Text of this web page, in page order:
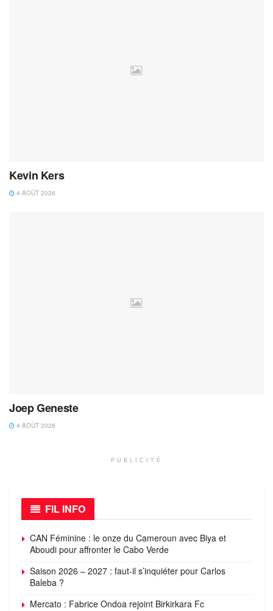
Kevin Kers
4 AOÛT 2026
Joep Geneste
4 AOÛT 2026
PUBLICITÉ
FIL INFO
CAN Féminine : le onze du Cameroun avec Biya et
Aboudi pour affronter le Cabo Verde
Saison 2026 – 2027 : faut-il s’inquiéter pour Carlos
Baleba ?
Mercato : Fabrice Ondoa rejoint Birkirkara Fc